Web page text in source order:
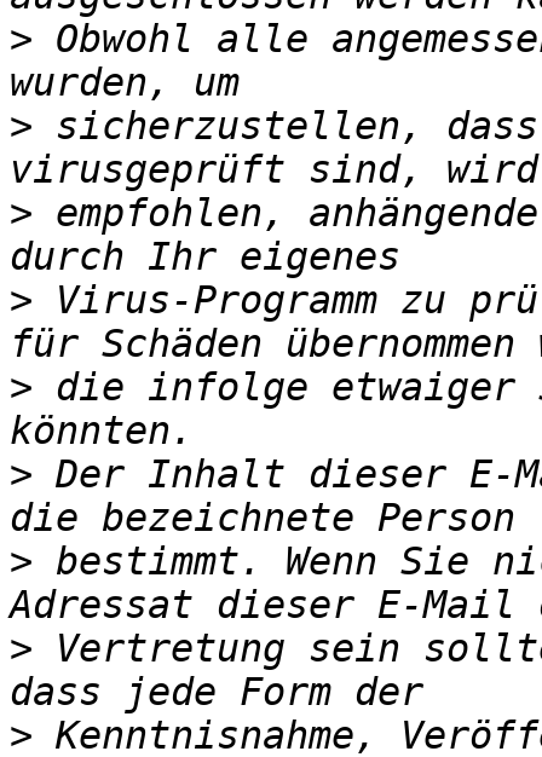
> Obwohl alle
> sicherzustellen,
> empfohlen,
> Virus-Programm zu
> die infolge etwaiger
> Der Inhalt dieser
> bestimmt. Wenn Sie
> Vertretung sein
> Kenntnisnahme,